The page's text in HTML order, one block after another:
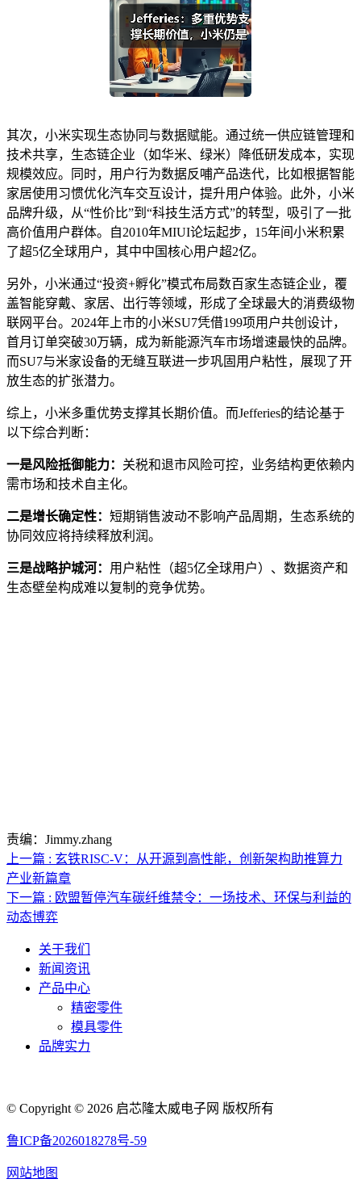
其次，小米实现生态协同与数据赋能。通过统一供应链管理和
技术共享，生态链企业（如华米、绿米）降低研发成本，实现
规模效应。同时，用户行为数据反哺产品迭代，比如根据智能
家居使用习惯优化汽车交互设计，提升用户体验。此外，小米
品牌升级，从“性价比”到“科技生活方式”的转型，吸引了一批
高价值用户群体。自2010年MIUI论坛起步，15年间小米积累
了超5亿全球用户，其中中国核心用户超2亿。
另外，小米通过“投资+孵化”模式布局数百家生态链企业，覆
盖智能穿戴、家居、出行等领域，形成了全球最大的消费级物
联网平台。2024年上市的小米SU7凭借199项用户共创设计，
首月订单突破30万辆，成为新能源汽车市场增速最快的品牌。
而SU7与米家设备的无缝互联进一步巩固用户粘性，展现了开
放生态的扩张潜力。
综上，小米多重优势支撑其长期价值。而Jefferies的结论基于
以下综合判断：
一是风险抵御能力： 关税和退市风险可控，业务结构更依赖内
需市场和技术自主化。
二是增长确定性： 短期销售波动不影响产品周期，生态系统的
协同效应将持续释放利润。
三是战略护城河： 用户粘性（超5亿全球用户）、数据资产和
生态壁垒构成难以复制的竞争优势。
责编：Jimmy.zhang
上一篇 : 玄铁RISC-V：从开源到高性能，创新架构助推算力
产业新篇章
下一篇 : 欧盟暂停汽车碳纤维禁令：一场技术、环保与利益的
动态博弈
关于我们
新闻资讯
产品中心
精密零件
模具零件
品牌实力
© Copyright © 2026 启芯隆太威电子网 版权所有
鲁ICP备2026018278号-59
网站地图